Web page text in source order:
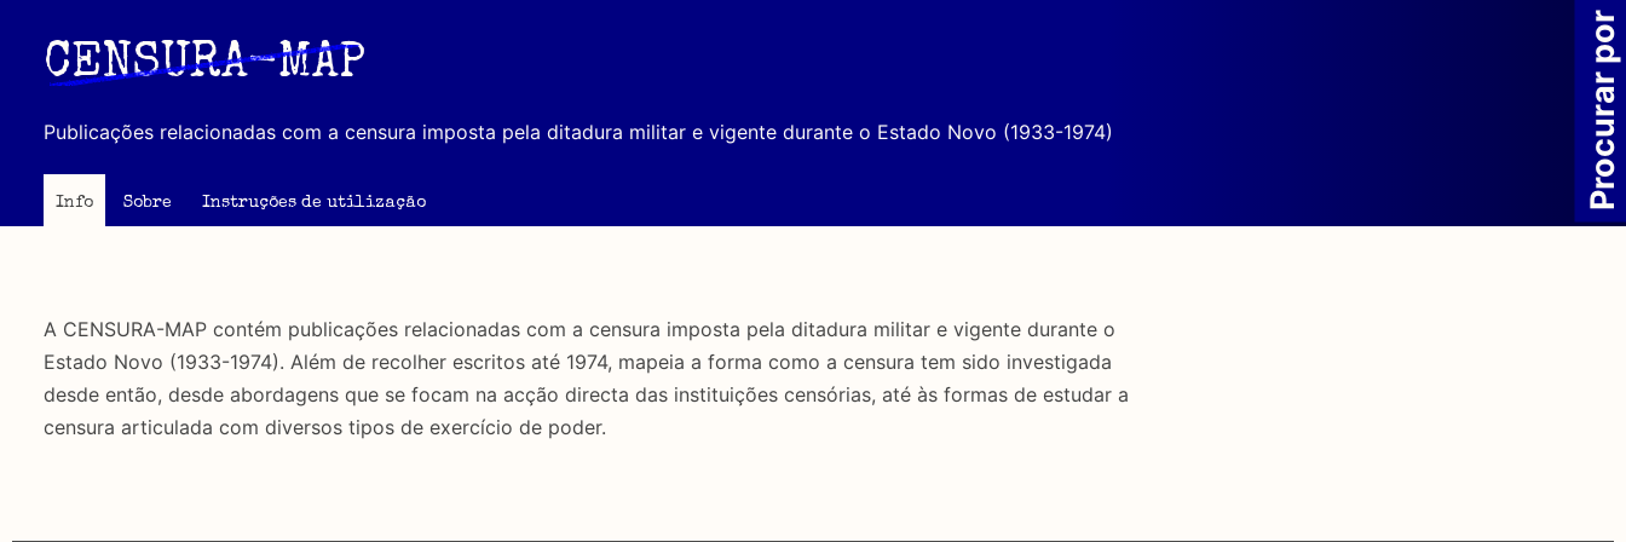
principal
CENSURA-MAP
Publicações relacionadas com a censura imposta pela ditadura militar e vigente durante o Estado Novo (1933-1974)
Info Sobre Instruções de utilização
A CENSURA-MAP contém publicações relacionadas com a censura imposta pela ditadura militar e vigente durante o
Estado Novo (1933-1974). Além de recolher escritos até 1974, mapeia a forma como a censura tem sido investigada
desde então, desde abordagens que se focam na acção directa das instituições censórias, até às formas de estudar a
censura articulada com diversos tipos de exercício de poder.
Procurar por